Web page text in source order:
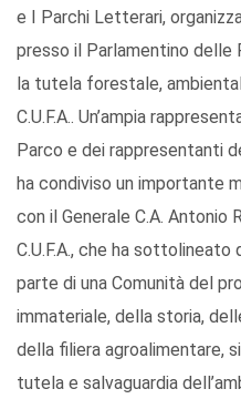
e I Parchi Letterari,
presso il Parlamentino delle
la tutela forestale,
C.U.F.A.. Un’ampia
Parco e dei rappresentanti
ha condiviso un importante
con il Generale C.A. Antonio
C.U.F.A., che ha
parte di una Comunità del
immateriale, della storia,
della filiera agroalimentare,
tutela e salvaguardia